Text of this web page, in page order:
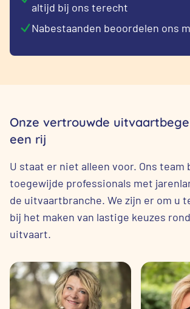
altijd bij ons terecht
Nabestaanden beoordelen ons
Onze vertrouwde
een rij
U staat er niet alleen voor. Ons team
toegewijde professionals met
de uitvaartbranche. We zijn er om u
bij het maken van lastige keuzes
uitvaart.